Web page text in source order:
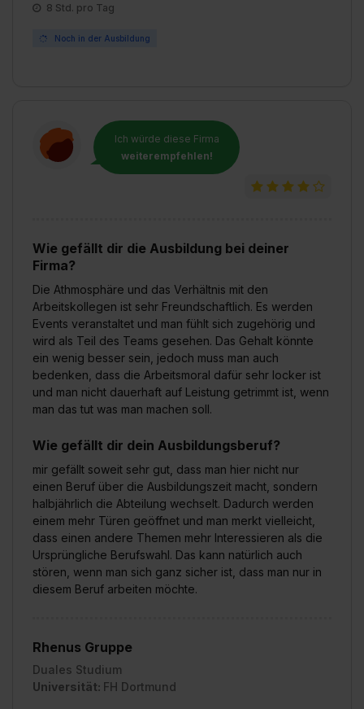
8 Std. pro Tag
Noch in der Ausbildung
Ich würde diese Firma
weiterempfehlen!
Wie gefällt dir die Ausbildung bei deiner
Firma?
Die Athmosphäre und das Verhältnis mit den
Arbeitskollegen ist sehr Freundschaftlich. Es werden
Events veranstaltet und man fühlt sich zugehörig und
wird als Teil des Teams gesehen. Das Gehalt könnte
ein wenig besser sein, jedoch muss man auch
bedenken, dass die Arbeitsmoral dafür sehr locker ist
und man nicht dauerhaft auf Leistung getrimmt ist, wenn
man das tut was man machen soll.
Wie gefällt dir dein Ausbildungsberuf?
mir gefällt soweit sehr gut, dass man hier nicht nur
einen Beruf über die Ausbildungszeit macht, sondern
halbjährlich die Abteilung wechselt. Dadurch werden
einem mehr Türen geöffnet und man merkt vielleicht,
dass einen andere Themen mehr Interessieren als die
Ursprüngliche Berufswahl. Das kann natürlich auch
stören, wenn man sich ganz sicher ist, dass man nur in
diesem Beruf arbeiten möchte.
Rhenus Gruppe
Duales Studium
Universität: FH Dortmund